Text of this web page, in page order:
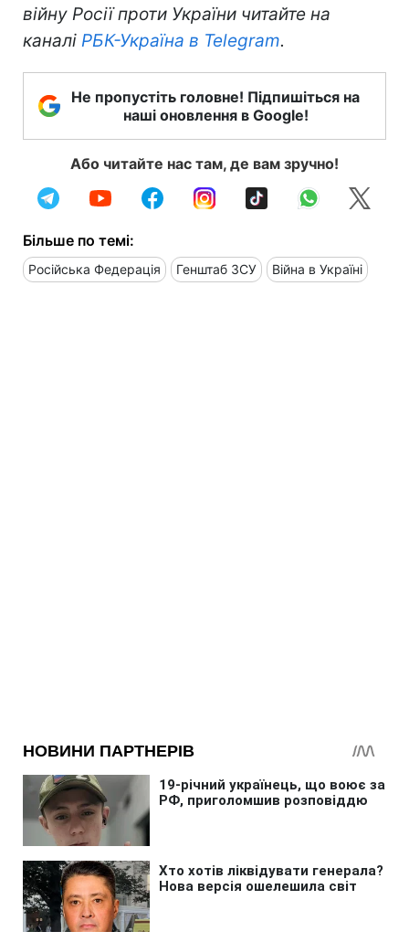
війну Росії проти України читайте на
каналі РБК-Україна в Telegram.
Не пропустіть головне! Підпишіться на
наші оновлення в Google!
Або читайте нас там, де вам зручно!
Більше по темі:
Російська Федерація Генштаб ЗСУ Війна в Україні